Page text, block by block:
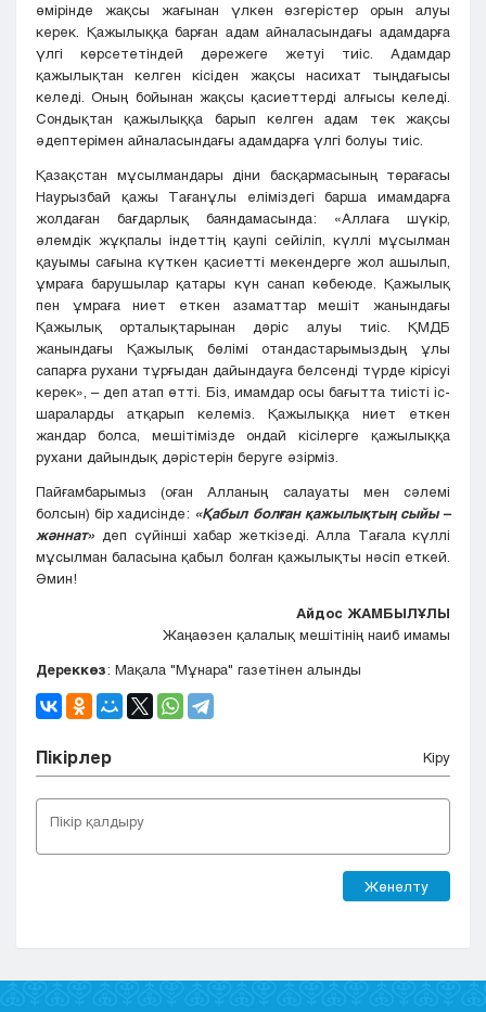
өмірінде жақсы жағынан үлкен өзгерістер орын алуы
керек. Қажылыққа барған адам айналасындағы адамдарға
үлгі көрсететіндей дәрежеге жетуі тиіс. Адамдар
қажылықтан келген кісіден жақсы насихат тыңдағысы
келеді. Оның бойынан жақсы қасиеттерді алғысы келеді.
Сондықтан қажылыққа барып келген адам тек жақсы
әдептерімен айналасындағы адамдарға үлгі болуы тиіс.
Қазақстан мұсылмандары діни басқармасының төрағасы
Наурызбай қажы Тағанұлы еліміздегі барша имамдарға
жолдаған бағдарлық баяндамасында: «Аллаға шүкір,
әлемдік жұқпалы індеттің қаупі сейіліп, күллі мұсылман
қауымы сағына күткен қасиетті мекендерге жол ашылып,
ұмраға барушылар қатары күн санап көбеюде. Қажылық
пен ұмраға ниет еткен азаматтар мешіт жанындағы
Қажылық орталықтарынан дәріс алуы тиіс. ҚМДБ
жанындағы Қажылық бөлімі отандастарымыздың ұлы
сапарға рухани тұрғыдан дайындауға белсенді түрде кірісуі
керек», – деп атап өтті. Біз, имамдар осы бағытта тиісті іс-
шараларды атқарып келеміз. Қажылыққа ниет еткен
жандар болса, мешітімізде ондай кісілерге қажылыққа
рухани дайындық дәрістерін беруге әзірміз.
Пайғамбарымыз (оған Алланың салауаты мен сәлемі
болсын) бір хадисінде: «Қабыл болған қажылықтың сыйы –
жәннат» деп сүйінші хабар жеткізеді. Алла Тағала күллі
мұсылман баласына қабыл болған қажылықты нәсіп еткей.
Әмин!
Айдос ЖАМБЫЛҰЛЫ
Жаңаөзен қалалық мешітінің наиб имамы
Дереккөз: Мақала "Мұнара" газетінен алынды
Пікірлер Кіру
Жөнелту